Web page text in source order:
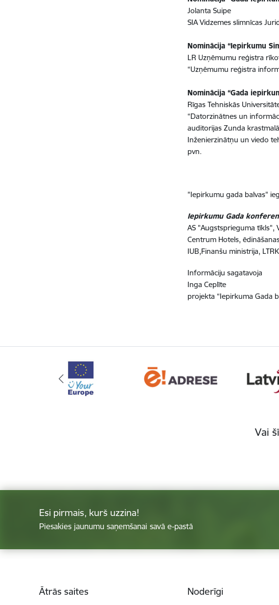
Jolanta Suipe
SIA Vidzemes slimnīcas
Nominācija “Iepirkumu
LR Uzņēmumu reģistra
“Uzņēmumu reģistra
Nominācija “Gada
Rīgas Tehniskās
“Datorzinātnes un
auditorijas Zunda
Inženierzinātņu un viedo
pvn.
"Iepirkumu gada balvas"
Iepirkumu Gada
AS "Augstsprieguma tīkls",
Centrum Hotels,
IUB,Finanšu ministrija,
Informāciju sagatavoja
Inga Ceplīte
projekta “Iepirkuma Gada
Vai
Esi pirmais, kurš uzzina!
Piesakies jaunumu saņemšanai savā e-pastā
Ātrās saites Noderīgi